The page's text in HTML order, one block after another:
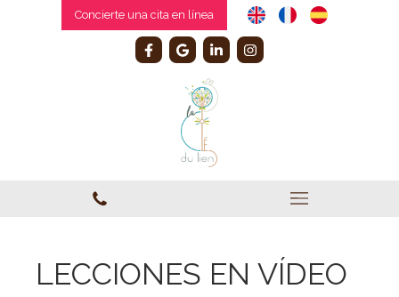
Concierte una cita en línea
LECCIONES EN VÍDEO